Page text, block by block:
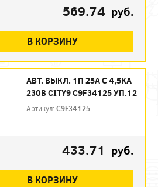
569.74 руб.
В КОРЗИНУ
АВТ. ВЫКЛ. 1П 25А С 4,5КА
230В CITY9 C9F34125 УП.12
Артикул:C9F34125
433.71 руб.
В КОРЗИНУ